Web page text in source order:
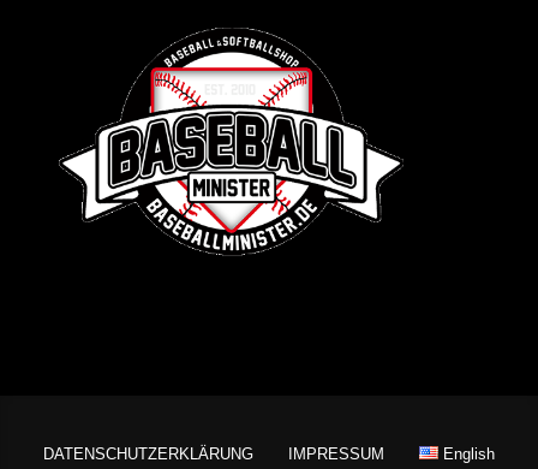
DATENSCHUTZERKLÄRUNG IMPRESSUM English